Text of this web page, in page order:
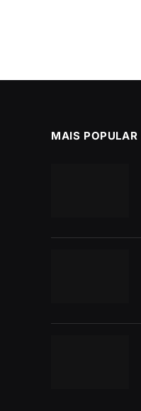
MAIS POPULAR